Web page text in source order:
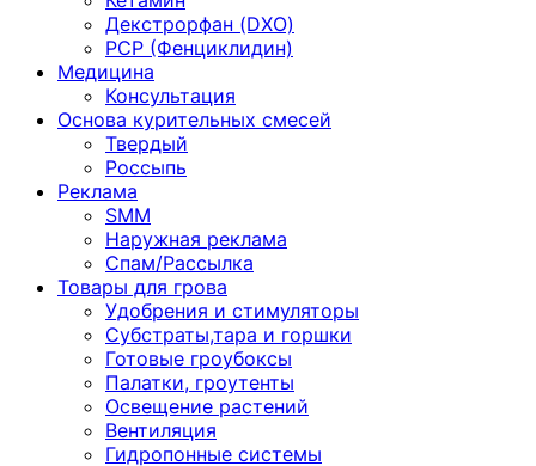
Декстрорфан (DXO)
PCP (Фенциклидин)
Медицина
Консультация
Основа курительных смесей
Твердый
Россыпь
Реклама
SMM
Наружная реклама
Спам/Рассылка
Товары для грова
Удобрения и стимуляторы
Субстраты,тара и горшки
Готовые гроубоксы
Палатки, гроутенты
Освещение растений
Вентиляция
Гидропонные системы